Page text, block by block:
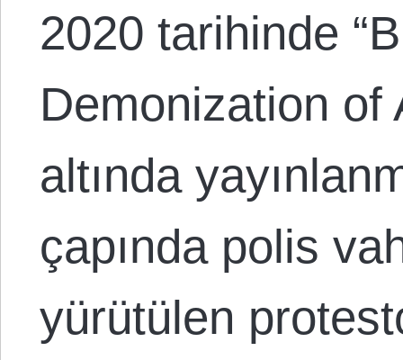
2020 tarihinde
Demonization of
altında
çapında polis
yürütülen